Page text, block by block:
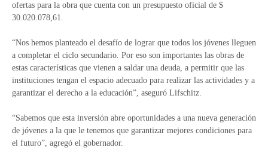
ofertas para la obra que cuenta con un presupuesto oficial de $
30.020.078,61.
“Nos hemos planteado el desafío de lograr que todos los jóvenes lleguen
a completar el ciclo secundario. Por eso son importantes las obras de
estas características que vienen a saldar una deuda, a permitir que las
instituciones tengan el espacio adecuado para realizar las actividades y a
garantizar el derecho a la educación”, aseguró Lifschitz.
“Sabemos que esta inversión abre oportunidades a una nueva generación
de jóvenes a la que le tenemos que garantizar mejores condiciones para
el futuro”, agregó el gobernador.